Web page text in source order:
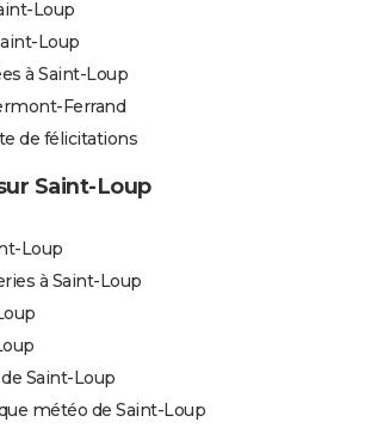
Loup
Loup
à Saint-Loup
Ferrand
de félicitations
Saint-Loup
Loup
à Saint-Loup
Saint-Loup
météo de Saint-Loup